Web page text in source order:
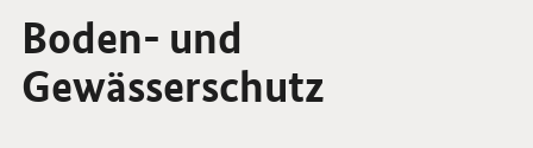
Boden- und
Gewässerschutz